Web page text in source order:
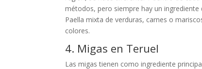
métodos, pero siempre hay un ingrediente
Paella mixta de verduras, carnes o
colores.
4. Migas en Teruel
Las migas tienen como ingrediente